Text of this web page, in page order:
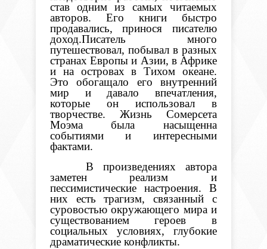
став одним из самых читаемых
авторов. Его книги быстро
продавались, принося писателю
доход.Писатель много
путешествовал, побывал в разных
странах Европы и Азии, в Африке
и на островах в Тихом океане.
Это обогащало его внутренний
мир и давало впечатления,
которые он использовал в
творчестве. Жизнь Сомерсета
Моэма была насыщенна
событиями и интересными
фактами.
В произведениях автора
заметен реализм и
пессимистические настроения. В
них есть трагизм, связанный с
суровостью окружающего мира и
существованием героев в
социальных условиях, глубокие
драматические конфликты.